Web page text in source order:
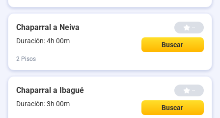
Chaparral a Neiva
Duración: 4h 00m
--
Buscar
2 Pisos
Chaparral a Ibagué
Duración: 3h 00m
--
Buscar